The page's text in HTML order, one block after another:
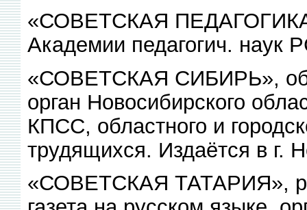
«СОВЕТСКАЯ
Академии педагогич. наук
«СОВЕТСКАЯ СИБИРЬ»,
орган Новосибирского
КПСС, областного и
трудящихся. Издаётся в г.
«СОВЕТСКАЯ ТАТАРИЯ»,